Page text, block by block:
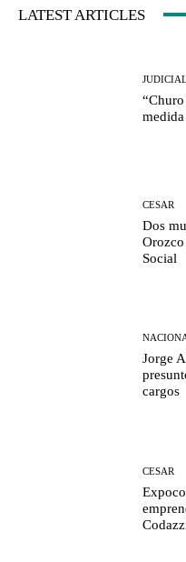
LATEST ARTICLES
JUDICIAL
CESAR
Dos
Social
Jorge
cargos
CESAR